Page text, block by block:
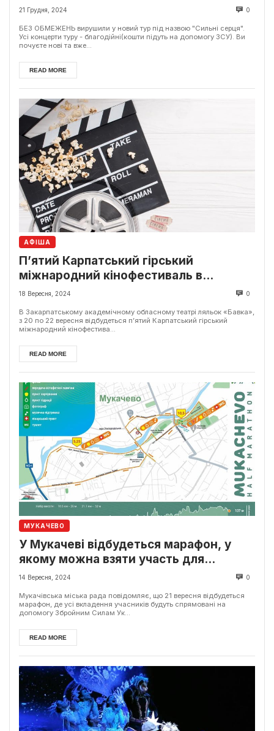
21 Грудня, 2024 0
БЕЗ ОБМЕЖЕНЬ вирушили у новий тур під назвою "Сильні серця".
Усі концерти туру - благодійні(кошти підуть на допомогу ЗСУ). Ви
почуєте нові та вже...
READ MORE
АФІША
П’ятий Карпатський гірський
міжнародний кінофестиваль в
Ужгороді
18 Вересня, 2024 0
В Закарпатському академічному обласному театрі ляльок «Бавка»,
з 20 по 22 вересня відбудеться п’ятий Карпатський гірський
міжнародний кінофестива...
READ MORE
МУКАЧЕВО
У Мукачеві відбудеться марафон, у
якому можна взяти участь для
підтримки українських захисників
14 Вересня, 2024 0
Мукачівська міська рада повідомляє, що 21 вересня відбудеться
марафон, де усі вкладення учасників будуть спрямовані на
допомогу Збройним Силам Ук...
READ MORE